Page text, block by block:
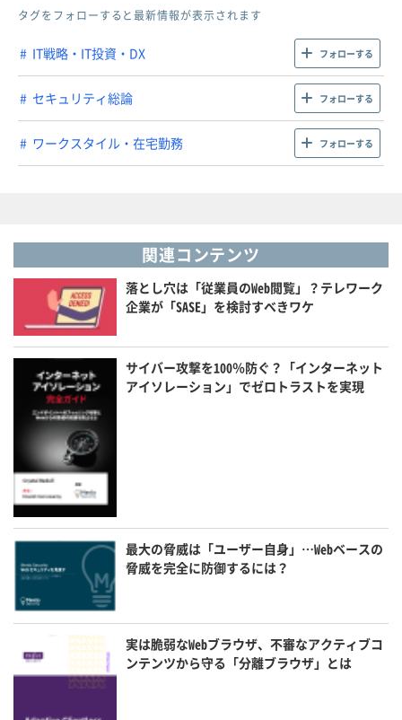
タグをフォローすると最新情報が表示されます
IT戦略・IT投資・DX フォローする
セキュリティ総論 フォローする
ワークスタイル・在宅勤務 フォローする
関連コンテンツ
落とし穴は「従業員のWeb閲覧」？テレワーク
企業が「SASE」を検討すべきワケ
サイバー攻撃を100％防ぐ？「インターネット
アイソレーション」でゼロトラストを実現
最大の脅威は「ユーザー自身」…Webベースの
脅威を完全に防御するには？
実は脆弱なWebブラウザ、不審なアクティブコ
ンテンツから守る「分離ブラウザ」とは